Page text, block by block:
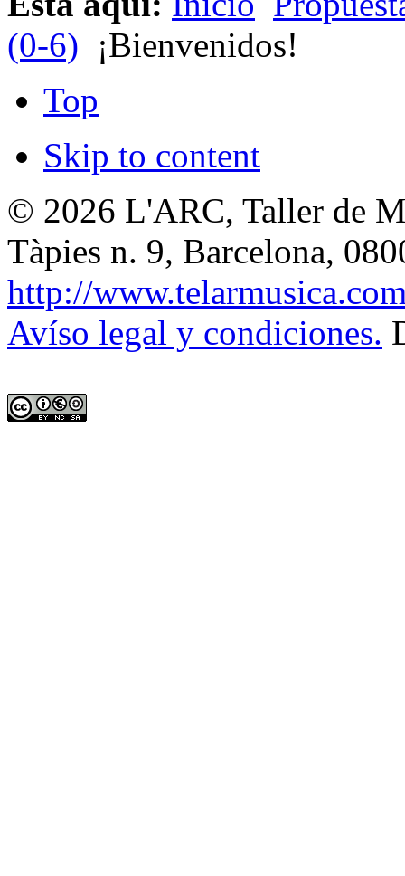
(0-6) ¡Bienvenidos!
Top
Skip to content
© 2026 L'ARC, Taller de
Tàpies n. 9, Barcelona,
http://
Avíso legal y condiciones.